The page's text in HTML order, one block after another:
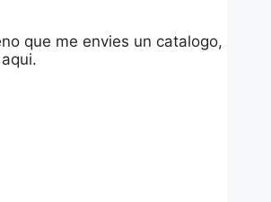
que me envies un catalogo,